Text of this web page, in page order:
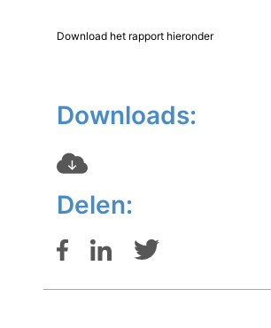
Download het rapport hieronder
Downloads:
Delen: